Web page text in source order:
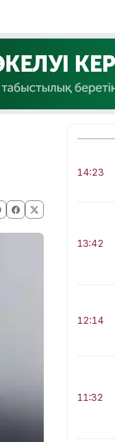
14:23
13:42
12:14
11:32